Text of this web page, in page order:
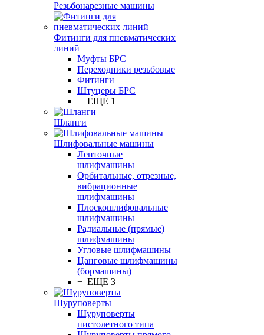
Резьбонарезные машины
Фитинги для пневматических
линий
Муфты БРС
Переходники резьбовые
Фитинги
Штуцеры БРС
+ ЕЩЕ 1
Шланги
Шлифовальные машины
Ленточные
шлифмашины
Орбитальные, отрезные,
вибрационные
шлифмашины
Плоскошлифовальные
шлифмашины
Радиальные (прямые)
шлифмашины
Угловые шлифмашины
Цанговые шлифмашины
(бормашины)
+ ЕЩЕ 3
Шуруповерты
Шуруповерты
пистолетного типа